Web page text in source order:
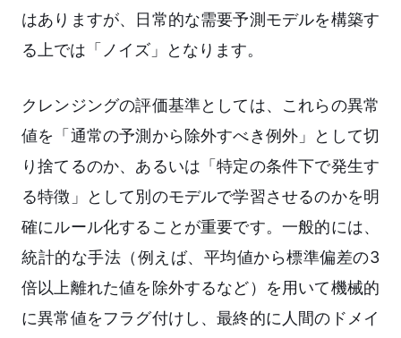
はありますが、日常的な需要予測モデルを構築す
る上では「ノイズ」となります。
クレンジングの評価基準としては、これらの異常
値を「通常の予測から除外すべき例外」として切
り捨てるのか、あるいは「特定の条件下で発生す
る特徴」として別のモデルで学習させるのかを明
確にルール化することが重要です。一般的には、
統計的な手法（例えば、平均値から標準偏差の3
倍以上離れた値を除外するなど）を用いて機械的
に異常値をフラグ付けし、最終的に人間のドメイ